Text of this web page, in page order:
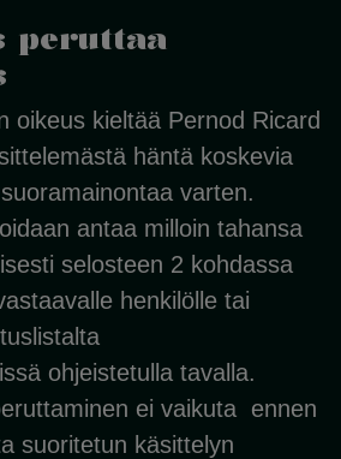
peruttaa
oikeus kieltää Pernod Ricard
häntä koskevia
varten.
antaa milloin tahansa
selosteen 2 kohdassa
henkilölle tai
ohjeistetulla tavalla.
ei vaikuta ennen
suoritetun käsittelyn